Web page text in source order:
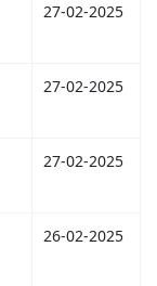
27-02-2025
27-02-2025
27-02-2025
26-02-2025